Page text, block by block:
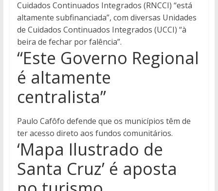
Cuidados Continuados Integrados (RNCCI) “está
altamente subfinanciada”, com diversas Unidades
de Cuidados Continuados Integrados (UCCI) “à
beira de fechar por falência”.
“Este Governo Regional
é altamente
centralista”
Paulo Cafôfo defende que os municípios têm de
ter acesso direto aos fundos comunitários.
‘Mapa Ilustrado de
Santa Cruz’ é aposta